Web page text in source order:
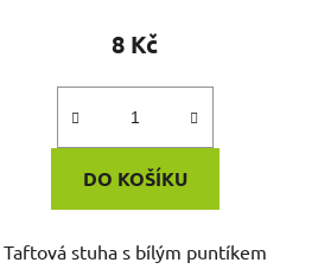
8 Kč
DO KOŠÍKU
Taftová stuha s bílým puntíkem